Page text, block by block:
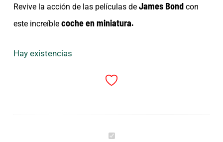
Revive la acción de las películas deJames Bond con
este increíble coche en miniatura.
Hay existencias
James